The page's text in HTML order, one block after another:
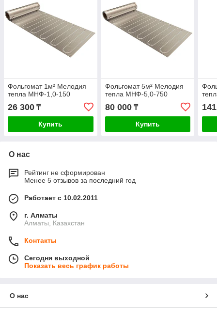
Фольгомат 1м² Мелодия
тепла МНФ-1,0-150
26 300 ₸
Купить
Фольгомат 5м² Мелодия
тепла МНФ-5,0-750
80 000₸
Купить
О нас
Рейтинг не сформирован
Менее 5 отзывов за последний год
Работает с 10.02.2011
г. Алматы
Алматы, Казахстан
Контакты
Сегодня выходной
Показать весь график работы
О нас